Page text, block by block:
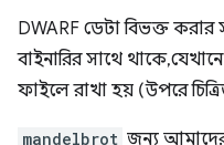
DWARF ডেটা বিভক্ত
বাইনারির সাথে থাকে,
ফাইলে রাখা হয় (উপরে
mandelbrot জন্য